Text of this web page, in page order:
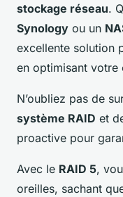
stockage réseau.
Synology ou un
excellente solution
en optimisant votre
N’oubliez pas de
système RAID et
proactive pour
Avec le RAID 5,
oreilles, sachant